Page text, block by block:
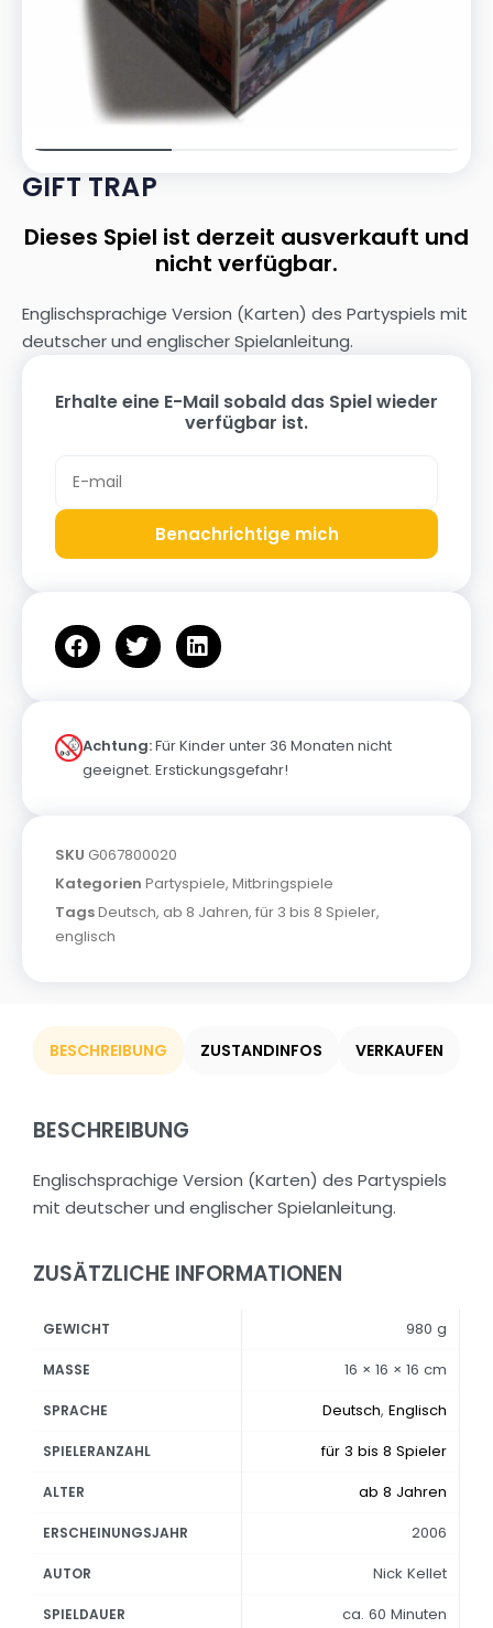
GIFT TRAP
Dieses Spiel ist derzeit ausverkauft und
nicht verfügbar.
Englischsprachige Version (Karten) des Partyspiels mit
deutscher und englischer Spielanleitung.
Erhalte eine E-Mail sobald das Spiel wieder
verfügbar ist.
Benachrichtige mich
Achtung:Für Kinder unter 36 Monaten nicht
geeignet. Erstickungsgefahr!
SKU G067800020
Kategorien Partyspiele, Mitbringspiele
TagsDeutsch, ab 8 Jahren, für 3 bis 8 Spieler,
englisch
BESCHREIBUNG ZUSTANDINFOS VERKAUFEN
BESCHREIBUNG
Englischsprachige Version (Karten) des Partyspiels
mit deutscher und englischer Spielanleitung.
ZUSÄTZLICHE INFORMATIONEN
GEWICHT 980 g
MASSE 16 × 16 × 16 cm
SPRACHE Deutsch, Englisch
SPIELERANZAHL für 3 bis 8 Spieler
ALTER ab 8 Jahren
ERSCHEINUNGSJAHR 2006
AUTOR Nick Kellet
SPIELDAUER ca. 60 Minuten